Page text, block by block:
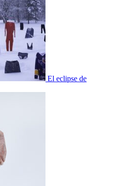
El eclipse de